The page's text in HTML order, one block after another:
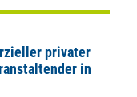
privater
in